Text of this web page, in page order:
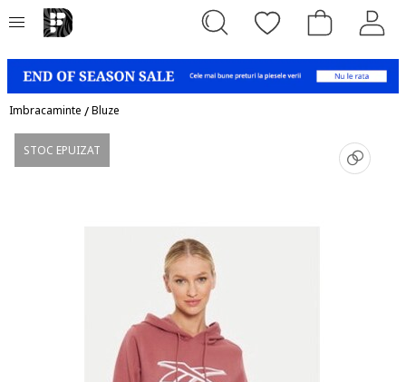
Imbracaminte /Bluze
STOC EPUIZAT